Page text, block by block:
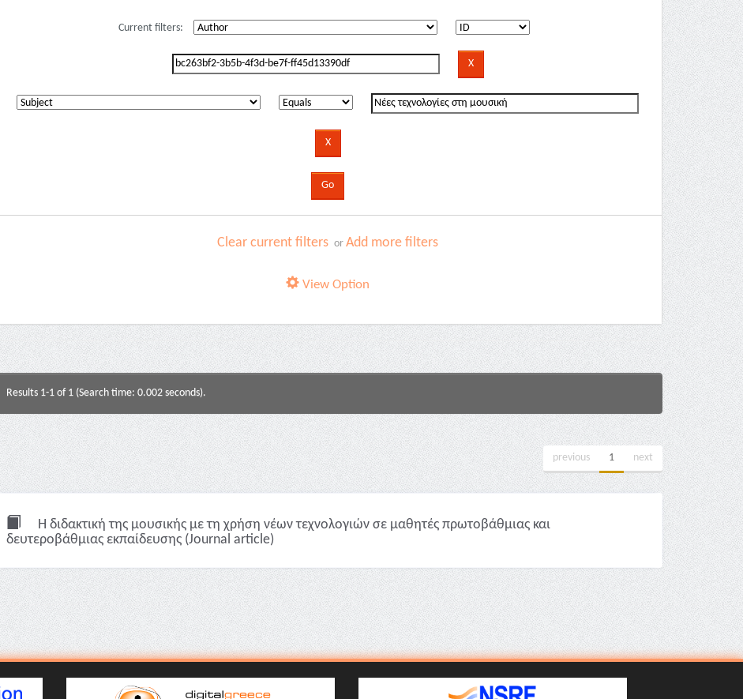
Current filters:
Clear current filters orAdd more filters
View Option
Results 1-1 of 1 (Search time: 0.002 seconds).
previous 1 next
Η διδακτική της μουσικής με τη χρήση νέων τεχνολογιών σε μαθητές πρωτοβάθμιας και
δευτεροβάθμιας εκπαίδευσης (Journal article)